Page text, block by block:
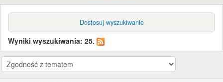
Dostosuj wyszukiwanie
Wyniki wyszukiwania: 25.